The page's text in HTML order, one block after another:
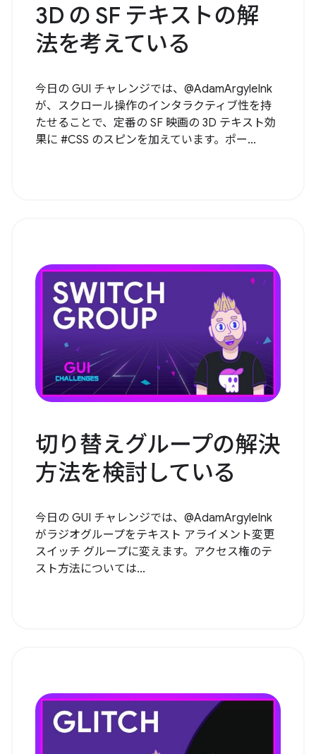
3D の SF テキストの解
法を考えている
今日の GUI チャレンジでは、@AdamArgyleInk
が、スクロール操作のインタラクティブ性を持
たせることで、定番の SF 映画の 3D テキスト効
果に #CSS のスピンを加えています。ポー...
切り替えグループの解決
方法を検討している
今日の GUI チャレンジでは、@AdamArgyleInk
がラジオグループをテキスト アライメント変更
スイッチ グループに変えます。アクセス権のテ
スト方法については...